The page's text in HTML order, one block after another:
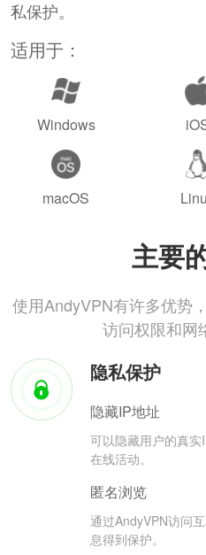
私保护。
适用于：
Windows
macOS
主要
使用AndyVPN有许多优势
访问权限和网
隐私保护
隐藏IP地址
可以隐藏用户的真
在线活动。
匿名浏览
通过AndyVPN访问
息得到保护。